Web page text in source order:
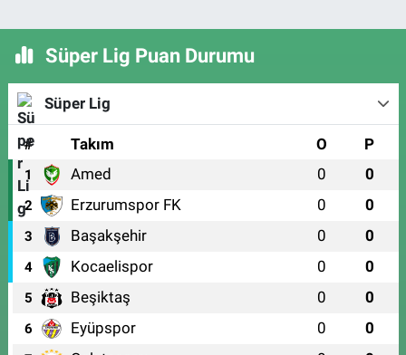
Süper Lig Puan Durumu
Süper Lig
# Takım O P
1 Amed 0 0
2 Erzurumspor FK 0 0
3 Başakşehir 0 0
4 Kocaelispor 0 0
5 Beşiktaş 0 0
6 Eyüpspor 0 0